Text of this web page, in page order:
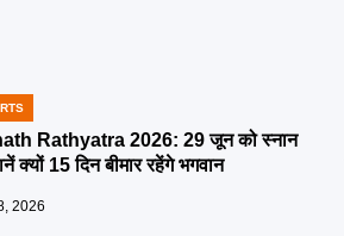
Rathyatra 2026: 29 जून को स्नान
क्यों 15 दिन बीमार रहेंगे भगवान
2026